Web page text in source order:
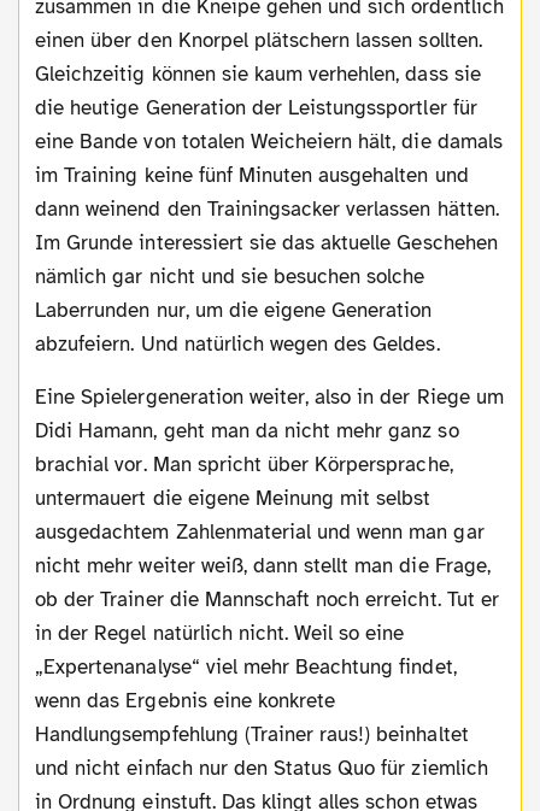
zusammen in die Kneipe gehen und sich ordentlich
einen über den Knorpel plätschern lassen sollten.
Gleichzeitig können sie kaum verhehlen, dass sie
die heutige Generation der Leistungssportler für
eine Bande von totalen Weicheiern hält, die damals
im Training keine fünf Minuten ausgehalten und
dann weinend den Trainingsacker verlassen hätten.
Im Grunde interessiert sie das aktuelle Geschehen
nämlich gar nicht und sie besuchen solche
Laberrunden nur, um die eigene Generation
abzufeiern. Und natürlich wegen des Geldes.
Eine Spielergeneration weiter, also in der Riege um
Didi Hamann, geht man da nicht mehr ganz so
brachial vor. Man spricht über Körpersprache,
untermauert die eigene Meinung mit selbst
ausgedachtem Zahlenmaterial und wenn man gar
nicht mehr weiter weiß, dann stellt man die Frage,
ob der Trainer die Mannschaft noch erreicht. Tut er
in der Regel natürlich nicht. Weil so eine
„Expertenanalyse“ viel mehr Beachtung findet,
wenn das Ergebnis eine konkrete
Handlungsempfehlung (Trainer raus!) beinhaltet
und nicht einfach nur den Status Quo für ziemlich
in Ordnung einstuft. Das klingt alles schon etwas